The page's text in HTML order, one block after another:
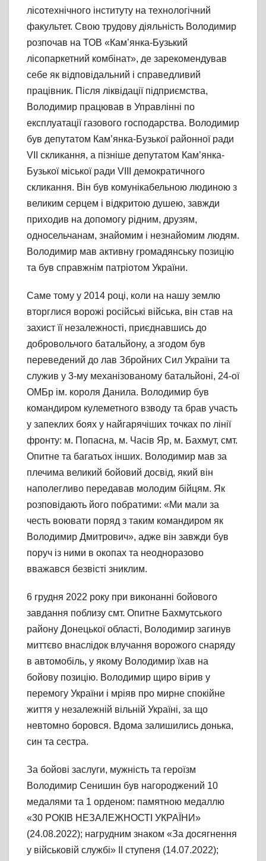
лісотехнічного інституту на технологічний
факультет. Свою трудову діяльність Володимир
розпочав на ТОВ «Кам’янка-Бузький
лісопаркетний комбінат», де зарекомендував
себе як відповідальний і справедливий
працівник. Після ліквідації підприємства,
Володимир працював в Управлінні по
експлуатації газового господарства. Володимир
був депутатом Кам’янка-Бузької районної ради
VII скликання, а пізніше депутатом Кам’янка-
Бузької міської ради VIІI демократичного
скликання. Він був комунікабельною людиною з
великим серцем і відкритою душею, завжди
приходив на допомогу рідним, друзям,
односельчанам, знайомим і незнайомим людям.
Володимир мав активну громадянську позицію
та був справжнім патріотом України.
Саме тому у 2014 році, коли на нашу землю
вторглися ворожі російські війська, він став на
захист її незалежності, приєднавшись до
добровольчого батальйону, а згодом був
переведений до лав Збройних Сил України та
служив у 3-му механізованому батальйоні, 24-ої
ОМБр ім. короля Данила. Володимир був
командиром кулеметного взводу та брав участь
у запеклих боях у найгарячіших точках по лінії
фронту: м. Попасна, м. Часів Яр, м. Бахмут, смт.
Опитне та багатьох інших. Володимир мав за
плечима великий бойовий досвід, який він
наполегливо передавав молодим бійцям. Як
розповідають його побратими: «Ми мали за
честь воювати поряд з таким командиром як
Володимир Дмитрович», адже він завжди був
поруч із ними в окопах та неодноразово
вважався безвісті зниклим.
6 грудня 2022 року при виконанні бойового
завдання поблизу смт. Опитне Бахмутського
району Донецької області, Володимир загинув
миттєво внаслідок влучання ворожого снаряду
в автомобіль, у якому Володимир їхав на
бойову позицію. Володимир щиро вірив у
перемогу України і мріяв про мирне спокійне
життя у незалежній вільній Україні, за що
невтомно боровся. Вдома залишились донька,
син та сестра.
За бойові заслуги, мужність та героїзм
Володимир Сенишин був нагороджений 10
медалями та 1 орденом: памятною медаллю
«30 РОКІВ НЕЗАЛЕЖНОСТІ УКРАЇНИ»
(24.08.2022); нагрудним знаком «За досягнення
у військовій службі» ІІ ступеня (14.07.2022);